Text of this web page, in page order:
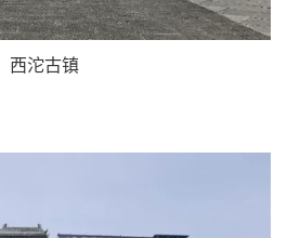
西沱古镇